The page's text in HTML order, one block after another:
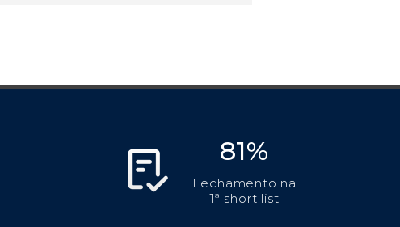
81%
Fechamento na
1ª short list